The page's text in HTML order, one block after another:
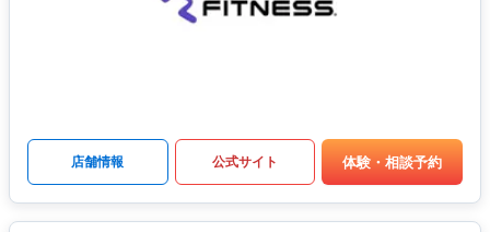
店舗情報 公式サイト 体験・相談予約